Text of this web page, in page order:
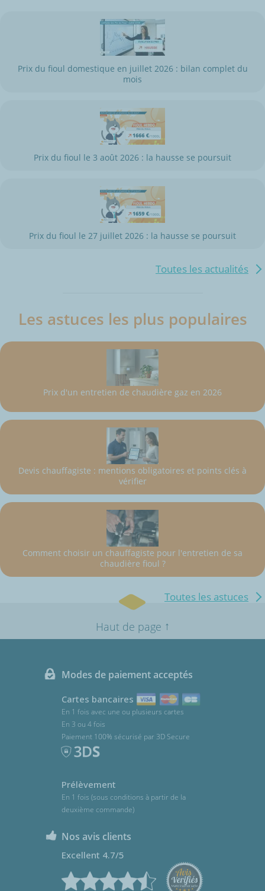
Prix du fioul domestique en juillet 2026 : bilan complet du
mois
Prix du fioul le 3 août 2026 : la hausse se poursuit
Prix du fioul le 27 juillet 2026 : la hausse se poursuit
Toutes les actualités
Les astuces les plus populaires
Prix d'un entretien de chaudière gaz en 2026
Devis chauffagiste : mentions obligatoires et points clés à
vérifier
Comment choisir un chauffagiste pour l'entretien de sa
chaudière fioul ?
Toutes les astuces
Haut de page ↑
Modes de paiement acceptés
Cartes bancaires
En 1 fois avec une ou plusieurs cartes
En 3 ou 4 fois
Paiement 100% sécurisé par 3D Secure
Prélèvement
En 1 fois (sous conditions à partir de la
deuxième commande)
Nos avis clients
Excellent 4.7/5